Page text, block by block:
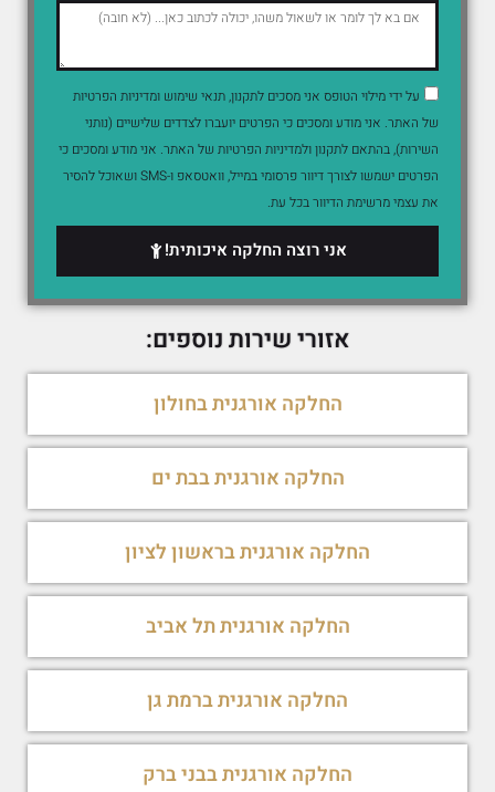
על ידי מילוי הטופס אני מסכים לתקנון, תנאי שימוש ומדיניות הפרטיות
של האתר. אני מודע ומסכים כי הפרטים יועברו לצדדים שלישיים (נותני
השירות), בהתאם לתקנון ולמדיניות הפרטיות של האתר. אני מודע ומסכים כי
הפרטים ישמשו לצורך דיוור פרסומי במייל, וואטסאפ ו-SMS ושאוכל להסיר
את עצמי מרשימת הדיוור בכל עת.
אני רוצה החלקה איכותית!
אזורי שירות נוספים:
החלקה אורגנית בחולון
החלקה אורגנית בבת ים
החלקה אורגנית בראשון לציון
החלקה אורגנית תל אביב
החלקה אורגנית ברמת גן
החלקה אורגנית בבני ברק